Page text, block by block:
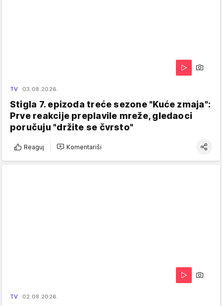
TV 03.08.2026.
Stigla 7. epizoda treće sezone "Kuće zmaja":
Prve reakcije preplavile mreže, gledaoci
poručuju "držite se čvrsto"
Reaguj Komentariši
TV 02.08.2026.